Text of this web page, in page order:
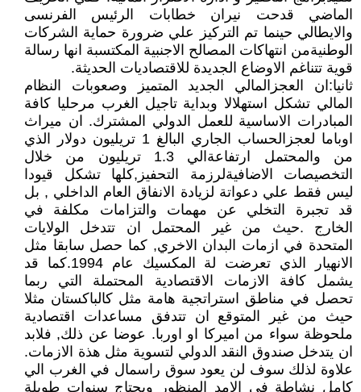
الماضي قدحت نيران خطابات الرئيس الفرنسى
والايطالي حينما تم التركيز علي ضرورة حماية الشركات
الوطنيةمن انتهاكات المصالح الاجنبية المكتسبة انها رسالة
قوية تتناغم الاوضاع الجديدة للاقتصاديات الحديثة.
ثانيا:ان العجزالمالي الجديد المتميز وصعوبات النظام
المالي تشكل استهلالا وبداية تاجيل الغرب مرحليا كافة
المبادرات الاساسية للعمل الدولي المشترك. ان ميراث
اوباما لعجزالحساب الجاري البالغ 1 تريليون دولار الذي
من والمحتمل ارتفاعةالي 1.3 تريليون من خلال
التخصيصات الاضافيةلرزمة التحفيز,كلها تشكل قيودا
ليس فقط علي دعواتة لزيادة الانفاق العام الداخلي , بل
قد تجبرة التخلي عن مهمات والتزامات مكلفة في
الخارج .حيث من غير المحتمل ان تتدخل الولايات
المتحدة في ازمات البدان الاخري, كما حصل سابقا مثل
الانهيار الذي تعرضت لة المكسيك عام 1994.كما قد
يشمل كافة الازمات الاقتصادية المحتملة التي ربما
تحصل في مناطق استراتجية هامة مثل كالباكستان مثلا
حيث من غير المتوقع ان تتدفق مساعدات اقتصادية
ملحوظة سواء من اميركا او اوربا. عوضا عن ذلك, فلابد
ان يتدخل صندوق النقد الدولي لتسوية مثل هذة الازمات.
علاوة لذلك سوف لن يعود سوق راسمال في الغرب الي
كامل نشاطة في الامد المنظور ويحتاج سنوات طويلة